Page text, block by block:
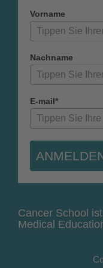
Vorname
Nachname
E-mail*
Cancer School
Medical